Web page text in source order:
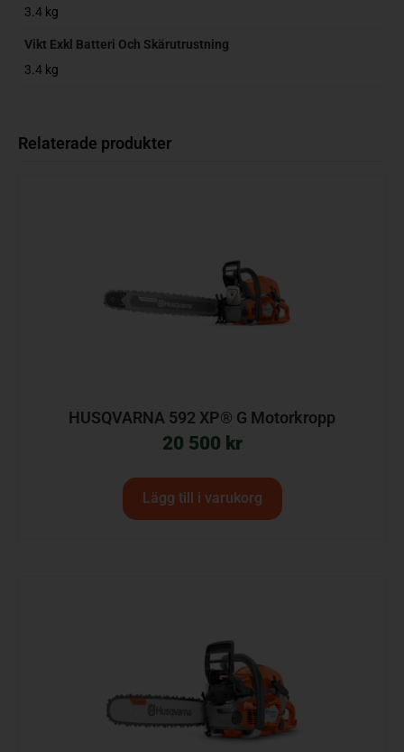
3.4 kg
Vikt Exkl Batteri Och Skärutrustning
3.4 kg
Relaterade produkter
HUSQVARNA 592 XP® G Motorkropp
20 500 kr
Lägg till i varukorg